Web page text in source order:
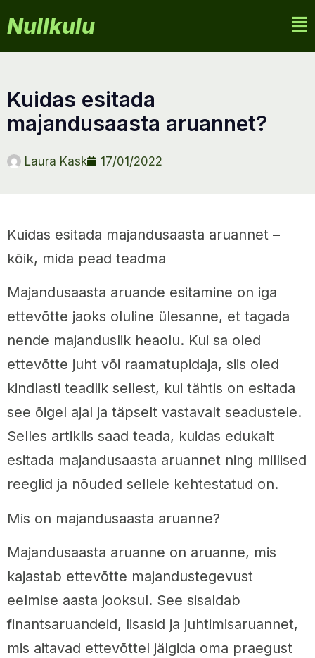
Nullkulu
kuidas esitada
majandusaasta aruannet?
Laura Kask 17/01/2022
Kuidas esitada majandusaasta aruannet –
kõik, mida pead teadma
Majandusaasta aruande esitamine on iga
ettevõtte jaoks oluline ülesanne, et tagada
nende majanduslik heaolu. Kui sa oled
ettevõtte juht või raamatupidaja, siis oled
kindlasti teadlik sellest, kui tähtis on esitada
see õigel ajal ja täpselt vastavalt seadustele.
Selles artiklis saad teada, kuidas edukalt
esitada majandusaasta aruannet ning millised
reeglid ja nõuded sellele kehtestatud on.
Mis on majandusaasta aruanne?
Majandusaasta aruanne on aruanne, mis
kajastab ettevõtte majandustegevust
eelmise aasta jooksul. See sisaldab
finantsaruandeid, lisasid ja juhtimisaruannet,
mis aitavad ettevõttel jälgida oma praegust